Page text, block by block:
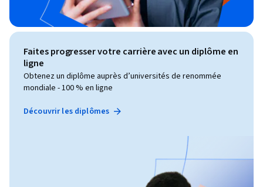
Faites progresser votre carrière avec un diplôme en
ligne
Obtenez un diplôme auprès d’universités de renommée
mondiale - 100 % en ligne
Découvrir les diplômes